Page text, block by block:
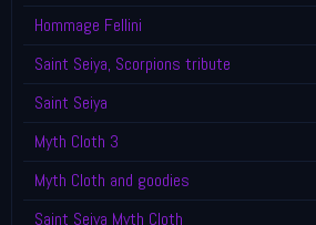
Hommage Fellini
Saint Seiya, Scorpions tribute
Saint Seiya
Myth Cloth 3
Myth Cloth and goodies
Saint Seiya Myth Cloth